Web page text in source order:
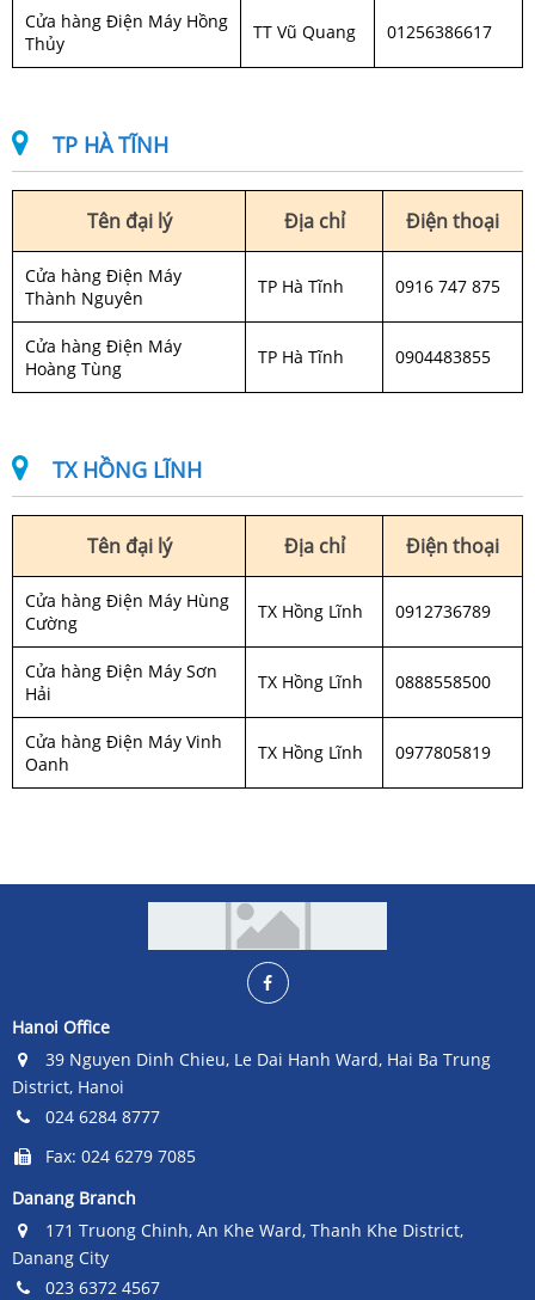
Cửa hàng Điện Máy Hồng
Thủy
TT Vũ Quang 01256386617
TP HÀ TĨNH
Tên đại lý Địa chỉ Điện thoại
Cửa hàng Điện Máy
Thành Nguyên
TP Hà Tĩnh 0916 747 875
Cửa hàng Điện Máy
Hoàng Tùng
TP Hà Tĩnh 0904483855
TX HỒNG LĨNH
Tên đại lý Địa chỉ Điện thoại
Cửa hàng Điện Máy Hùng
Cường
TX Hồng Lĩnh 0912736789
Cửa hàng Điện Máy Sơn
Hải
TX Hồng Lĩnh 0888558500
Cửa hàng Điện Máy Vinh
Oanh
TX Hồng Lĩnh 0977805819
Hanoi Office
39 Nguyen Dinh Chieu, Le Dai Hanh Ward, Hai Ba Trung
District, Hanoi
024 6284 8777
Fax: 024 6279 7085
Danang Branch
171 Truong Chinh, An Khe Ward, Thanh Khe District,
Danang City
023 6372 4567